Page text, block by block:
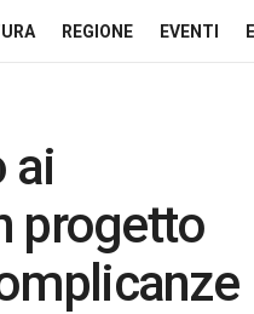
REGIONE EVENTI
ai
progetto